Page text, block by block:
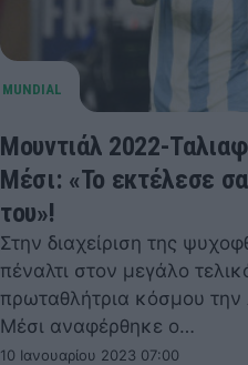
Μουντιάλ 2022-
Μέσι: «Το εκτέλεσε
του»!
Στην διαχείριση της
πέναλτι στον μεγάλο
πρωταθλήτρια κόσμου την
Μέσι αναφέρθηκε ο…
10 Ιανουαρίου 2023 07:00